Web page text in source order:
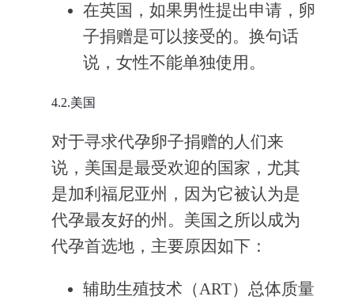
在英国，如果男性提出申请，卵
子捐赠是可以接受的。换句话
说，女性不能单独使用。
4.2.美国
对于寻求代孕卵子捐赠的人们来
说，美国是最受欢迎的国家，尤其
是加利福尼亚州，因为它被认为是
代孕最友好的州。美国之所以成为
代孕首选地，主要原因如下：
辅助生殖技术（ART）总体质量